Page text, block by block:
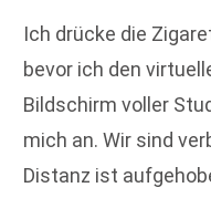
Ich drücke die
bevor ich den
Bildschirm voller
mich an. Wir sind
Distanz ist